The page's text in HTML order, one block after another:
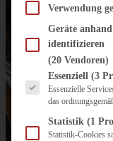
Verwendung
Geräte
identifizieren
(20 Vendoren)
Es folgt eine Liste der
Essenziell (3
Essenzielle
das
Statistik (1
Statistik-Cookies